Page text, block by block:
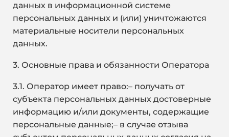
данных в информационной системе
персональных данных и (или) уничтожаются
материальные носители персональных
данных.
3. Основные права и обязанности Оператора
3.1. Оператор имеет право:– получать от
субъекта персональных данных достоверные
информацию и/или документы, содержащие
персональные данные;– в случае отзыва